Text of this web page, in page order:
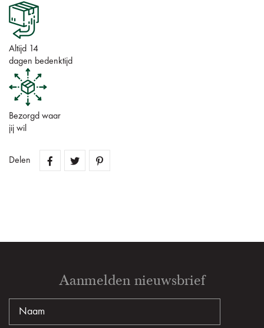
Altijd 14
dagen bedenktijd
Bezorgd waar
jij wil
Delen
Aanmelden nieuwsbrief